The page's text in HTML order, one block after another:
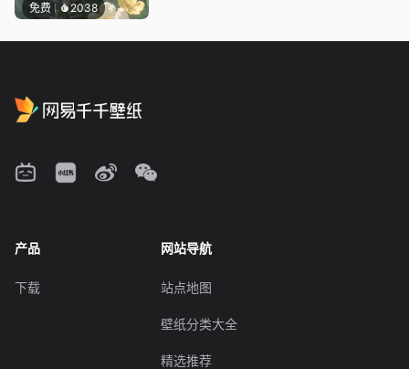
免费 2038
产品
下载
网站导航
站点地图
壁纸分类大全
精选推荐